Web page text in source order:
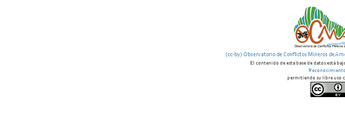
(cc-by) Observatorio de Conflictos Mineros de
El contenido de esta base de datos está
permitiendo su libre uso